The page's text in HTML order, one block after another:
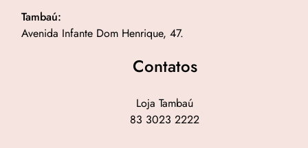
Tambaú:
Avenida Infante Dom Henrique, 47.
Contatos
Loja Tambaú
83 3023 2222